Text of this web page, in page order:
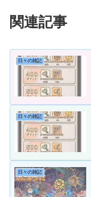
関連記事
日々の雑記
日々の雑記
日々の雑記